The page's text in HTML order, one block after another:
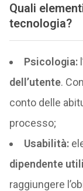
Quali
tecnologia?
Psicologia:
dell’utente.
conto delle
processo;
Usabilità:
dipendente
raggiungere